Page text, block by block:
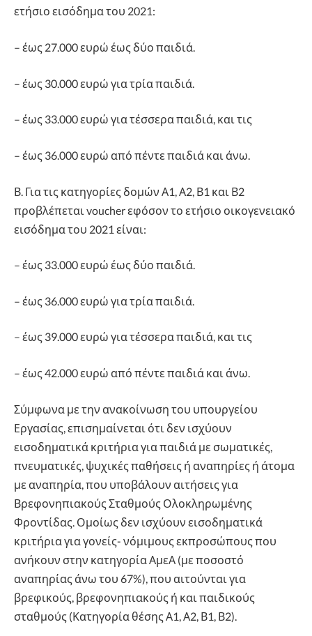
ετήσιο εισόδημα του 2021:
– έως 27.000 ευρώ έως δύο παιδιά.
– έως 30.000 ευρώ για τρία παιδιά.
– έως 33.000 ευρώ για τέσσερα παιδιά, και τις
– έως 36.000 ευρώ από πέντε παιδιά και άνω.
Β. Για τις κατηγορίες δομών Α1, Α2, Β1 και Β2
προβλέπεται voucher εφόσον το ετήσιο οικογενειακό
εισόδημα του 2021 είναι:
– έως 33.000 ευρώ έως δύο παιδιά.
– έως 36.000 ευρώ για τρία παιδιά.
– έως 39.000 ευρώ για τέσσερα παιδιά, και τις
– έως 42.000 ευρώ από πέντε παιδιά και άνω.
Σύμφωνα με την ανακοίνωση του υπουργείου
Εργασίας, επισημαίνεται ότι δεν ισχύουν
εισοδηματικά κριτήρια για παιδιά με σωματικές,
πνευματικές, ψυχικές παθήσεις ή αναπηρίες ή άτομα
με αναπηρία, που υποβάλουν αιτήσεις για
Βρεφονηπιακούς Σταθμούς Ολοκληρωμένης
Φροντίδας. Ομοίως δεν ισχύουν εισοδηματικά
κριτήρια για γονείς- νόμιμους εκπροσώπους που
ανήκουν στην κατηγορία ΑμεΑ (με ποσοστό
αναπηρίας άνω του 67%), που αιτούνται για
βρεφικούς, βρεφονηπιακούς ή και παιδικούς
σταθμούς (Κατηγορία θέσης Α1, Α2, Β1, Β2).